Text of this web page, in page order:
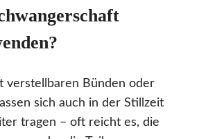
verstellbaren Bünden oder
sich auch in der Stillzeit
tragen – oft reicht es, die